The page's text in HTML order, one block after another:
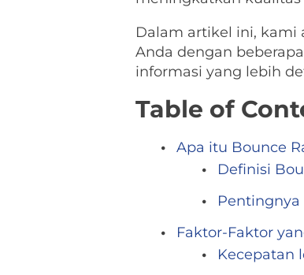
Dalam artikel ini, kami
Anda dengan
informasi yang lebih
Table of
Apa itu Bounce
Definisi
Faktor-Faktor
Kecepatan